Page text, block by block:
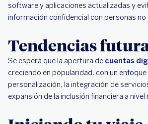
software y aplicaciones actualizadas y
información confidencial con personas
Tendencias
Se espera que la apertura de cuentas
creciendo en popularidad, con un enfoque
personalización, la integración de
expansión de la inclusión financiera a nivel